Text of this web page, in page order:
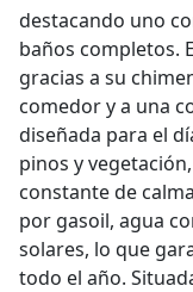
destacando uno
baños completos.
gracias a su
comedor y a una
diseñada para el
pinos y
constante de
por gasoil, agua
solares, lo que
todo el año.